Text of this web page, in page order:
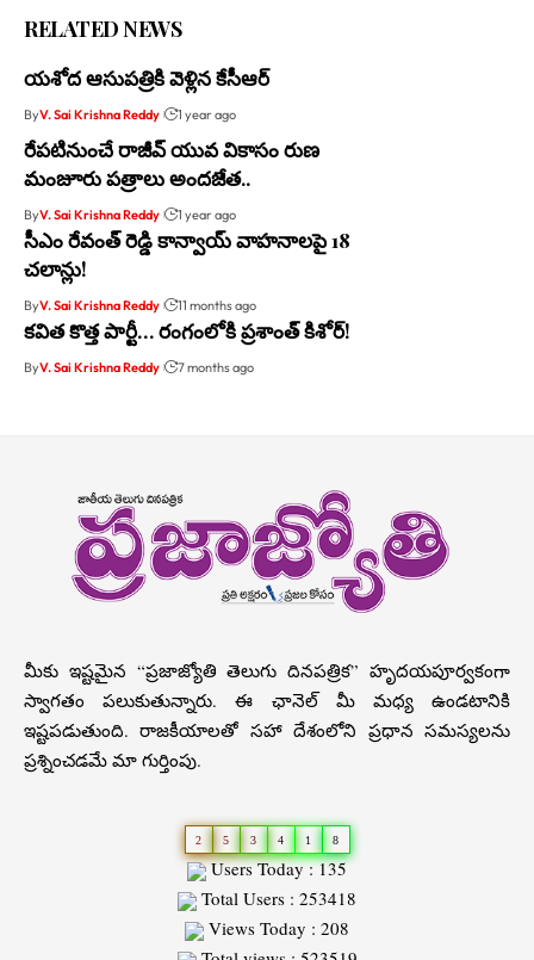
RELATED NEWS
యశోద ఆసుపత్రికి వెళ్లిన కేసీఆర్
ByV. Sai Krishna Reddy 1 year ago
రేపటినుంచే రాజీవ్ యువ వికాసం రుణ
మంజూరు పత్రాలు అందజేత..
ByV. Sai Krishna Reddy 1 year ago
సీఎం రేవంత్ రెడ్డి కాన్వాయ్‌ వాహనాలపై 18
చలాన్లు!
ByV. Sai Krishna Reddy 11 months ago
కవిత కొత్త పార్టీ… రంగంలోకి ప్రశాంత్ కిశోర్!
ByV. Sai Krishna Reddy 7 months ago
మీకు ఇష్టమైన “ప్రజాజ్యోతి తెలుగు దినపత్రిక” హృదయపూర్వకంగా
స్వాగతం పలుకుతున్నారు. ఈ ఛానెల్ మీ మధ్య ఉండటానికి
ఇష్టపడుతుంది. రాజకీయాలతో సహా దేశంలోని ప్రధాన సమస్యలను
ప్రశ్నించడమే మా గుర్తింపు.
2 5 3 4 1 8
Users Today : 135
Total Users : 253418
Views Today : 208